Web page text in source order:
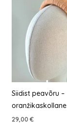
Siidist peavõru –
oranžikaskollane
29,00€